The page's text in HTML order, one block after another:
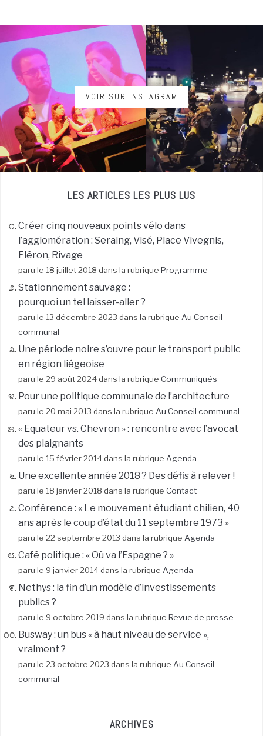
VOIR SUR INSTAGRAM
LES ARTICLES LES PLUS LUS
Créer cinq nouveaux points vélo dans
l’agglomération : Seraing, Visé, Place Vivegnis,
Fléron, Rivage
paru le 18 juillet 2018 dans la rubrique Programme
Stationnement sauvage :
pourquoi un tel laisser-aller ?
paru le 13 décembre 2023 dans la rubrique Au Conseil
communal
Une période noire s’ouvre pour le transport public
en région liégeoise
paru le 29 août 2024 dans la rubrique Communiqués
Pour une politique communale de l’architecture
paru le 20 mai 2013 dans la rubrique Au Conseil communal
« Equateur vs. Chevron » : rencontre avec l’avocat
des plaignants
paru le 15 février 2014 dans la rubrique Agenda
Une excellente année 2018 ? Des défis à relever !
paru le 18 janvier 2018 dans la rubrique Contact
Conférence : « Le mouvement étudiant chilien, 40
ans après le coup d’état du 11 septembre 1973 »
paru le 22 septembre 2013 dans la rubrique Agenda
Café politique : « Où va l’Espagne ? »
paru le 9 janvier 2014 dans la rubrique Agenda
Nethys : la fin d’un modèle d’investissements
publics ?
paru le 9 octobre 2019 dans la rubrique Revue de presse
Busway : un bus « à haut niveau de service »,
vraiment ?
paru le 23 octobre 2023 dans la rubrique Au Conseil
communal
ARCHIVES